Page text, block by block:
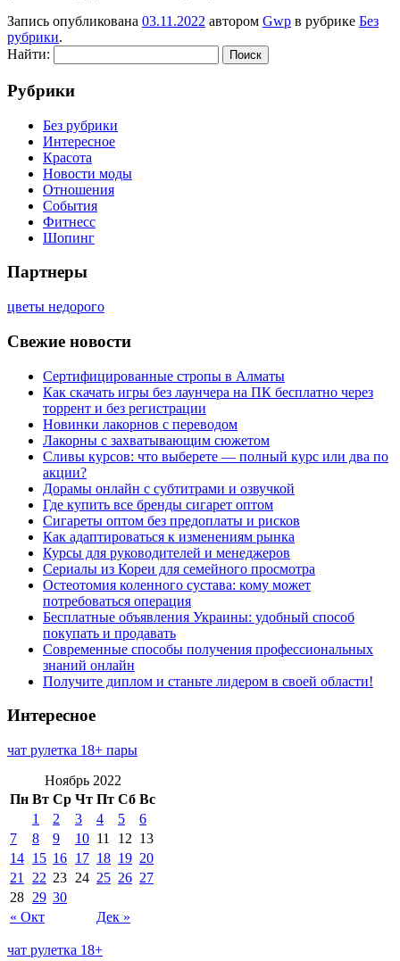
Запись опубликована 03.11.2022 автором Gwp в рубрике Без
рубрики.
Найти:
Рубрики
Без рубрики
Интересное
Красота
Новости моды
Отношения
События
Фитнесс
Шопинг
Партнеры
цветы недорого
Свежие новости
Сертифицированные стропы в Алматы
Как скачать игры без лаунчера на ПК бесплатно через
торрент и без регистрации
Новинки лакорнов с переводом
Лакорны с захватывающим сюжетом
Сливы курсов: что выберете — полный курс или два по
акции?
Дорамы онлайн с субтитрами и озвучкой
Где купить все бренды сигарет оптом
Сигареты оптом без предоплаты и рисков
Как адаптироваться к изменениям рынка
Курсы для руководителей и менеджеров
Сериалы из Кореи для семейного просмотра
Остеотомия коленного сустава: кому может
потребоваться операция
Бесплатные объявления Украины: удобный способ
покупать и продавать
Современные способы получения профессиональных
знаний онлайн
Получите диплом и станьте лидером в своей области!
Интересное
чат рулетка 18+ пары
Ноябрь 2022
Пн Вт Ср Чт Пт Сб Вс
« Окт Дек »
1 2 3 4 5
6
7
8 9 10 11 12 13
14 15 16 17 18 19 20
21
22 23 24 25 26 27
28 29 30
чат рулетка 18+